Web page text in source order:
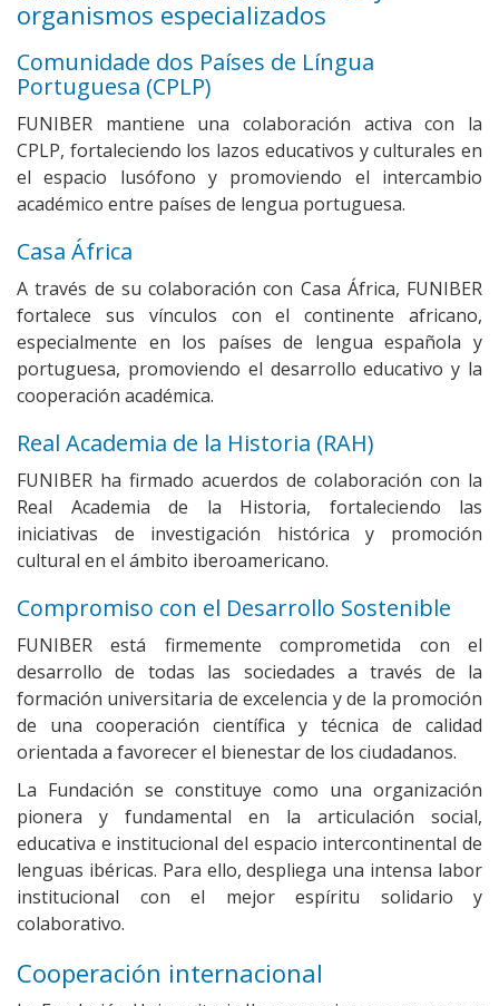
organismos especializados
Comunidade dos Países de Língua
Portuguesa (CPLP)
FUNIBER mantiene una colaboración activa con la
CPLP, fortaleciendo los lazos educativos y culturales en
el espacio lusófono y promoviendo el intercambio
académico entre países de lengua portuguesa.
Casa África
A través de su colaboración con Casa África, FUNIBER
fortalece sus vínculos con el continente africano,
especialmente en los países de lengua española y
portuguesa, promoviendo el desarrollo educativo y la
cooperación académica.
Real Academia de la Historia (RAH)
FUNIBER ha firmado acuerdos de colaboración con la
Real Academia de la Historia, fortaleciendo las
iniciativas de investigación histórica y promoción
cultural en el ámbito iberoamericano.
Compromiso con el Desarrollo Sostenible
FUNIBER está firmemente comprometida con el
desarrollo de todas las sociedades a través de la
formación universitaria de excelencia y de la promoción
de una cooperación científica y técnica de calidad
orientada a favorecer el bienestar de los ciudadanos.
La Fundación se constituye como una organización
pionera y fundamental en la articulación social,
educativa e institucional del espacio intercontinental de
lenguas ibéricas. Para ello, despliega una intensa labor
institucional con el mejor espíritu solidario y
colaborativo.
Cooperación internacional